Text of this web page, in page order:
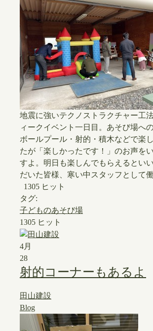
地震に強いテクノストラクチャー工
ィークイベント一日目。あそび場へ
ボールプール・射的・積木などで楽
たが「楽しかったです！」のお声を
すよ。明日も楽しんでもらえるとい
だいた皆様、寒い中スタッフとして
1305 ヒット
タグ:
子どものあそび場
1305 ヒット
4月
28
射的コーナーもあるよ
田山建設
Blog